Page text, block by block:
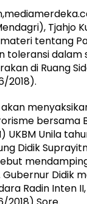
Tjahjo
tentang
toleransi dalam
di Ruang
2018).
bersama
UKBM Unila
Didik
Gubernur Didik
Radin Inten